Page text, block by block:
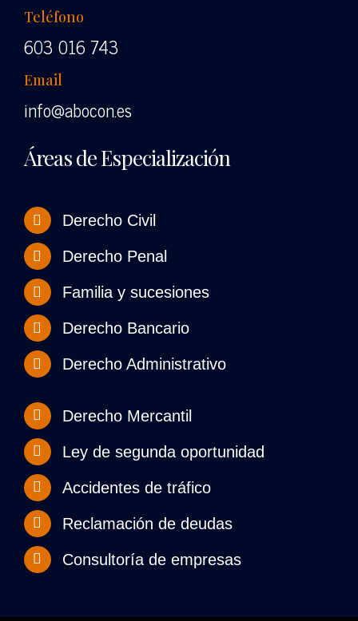
Teléfono
603 016 743
Email
info@abocon.es
Áreas de Especialización
Derecho Civil
Derecho Penal
Familia y sucesiones
Derecho Bancario
Derecho Administrativo
Derecho Mercantil
Ley de segunda oportunidad
Accidentes de tráfico
Reclamación de deudas
Consultoría de empresas